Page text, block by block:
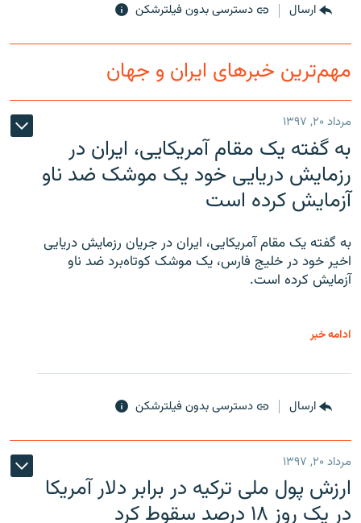
ارسال دسترسی بدون فیلترشکن
مهم‌ترین خبرهای ایران و جهان
مرداد ۲۰, ۱۳۹۷
به گفته یک مقام آمریکایی، ایران در
رزمایش دریایی خود یک موشک ضد ناو
آزمایش کرده است
به گفته یک مقام آمریکایی، ایران در جریان رزمایش دریایی
اخیر خود در خلیج فارس، یک موشک کوتاه‌برد ضد ناو
آزمایش کرده است.
ادامه خبر
ارسال دسترسی بدون فیلترشکن
مرداد ۲۰, ۱۳۹۷
ارزش پول ملی ترکیه در برابر دلار آمریکا
در یک روز ۱۸ درصد سقوط کرد